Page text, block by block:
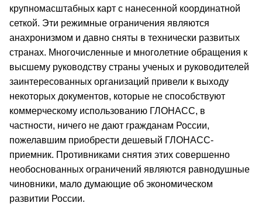
крупномасштабных карт с нанесенной координатной
сеткой. Эти режимные ограничения являются
анахронизмом и давно сняты в технически развитых
странах. Многочисленные и многолетние обращения к
высшему руководству страны ученых и руководителей
заинтересованных организаций привели к выходу
некоторых документов, которые не способствуют
коммерческому использованию ГЛОНАСС, в
частности, ничего не дают гражданам России,
пожелавшим приобрести дешевый ГЛОНАСС-
приемник. Противниками снятия этих совершенно
необоснованных ограничений являются равнодушные
чиновники, мало думающие об экономическом
развитии России.